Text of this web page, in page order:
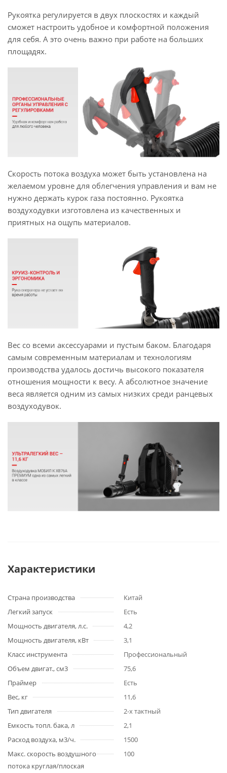
Рукоятка регулируется в двух плоскостях и каждый
сможет настроить удобное и комфортной положения
для себя. А это очень важно при работе на больших
площадях.
Скорость потока воздуха может быть установлена на
желаемом уровне для облегчения управления и вам не
нужно держать курок газа постоянно. Рукоятка
воздуходувки изготовлена из качественных и
приятных на ощупь материалов.
Вес со всеми аксессуарами и пустым баком. Благодаря
самым современным материалам и технологиям
производства удалось достичь высокого показателя
отношения мощности к весу. А абсолютное значение
веса является одним из самых низких среди ранцевых
воздуходувок.
Характеристики
Страна производства
Китай
Легкий запуск
Есть
Мощность двигателя, л.с.
4,2
Мощность двигателя, кВт
3,1
Класс инструмента
Профессиональный
Объем двигат., см3
75,6
Праймер
Есть
Вес, кг
11,6
Тип двигателя
2-х тактный
Емкость топл. бака, л
2,1
Расход воздуха, м3/ч.
1500
Макс. скорость воздушного
потока круглая/плоская
100